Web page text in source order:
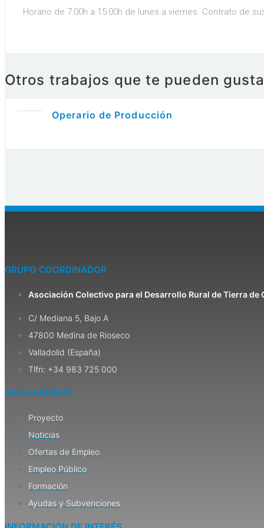
Horario de 7:00h a 15:00h de lunes a viernes. Contrato de
Otros trabajos que te pueden
Operario de Producción
GRUPO COORDINADOR
Asociación Colectivo para el Desarrollo Rural de Tierra de
C/ Mediana 5, Bajo A
47800 Medina de Rioseco
Valladolid (España)
Tlfn: +34 983 725 000
LINKS RÁPIDOS
Proyecto
Noticias
Ofertas de Empleo
Empleo Público
Formación
Ayudas y Subvenciones